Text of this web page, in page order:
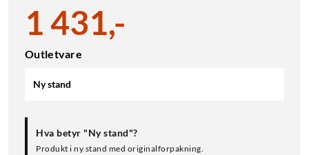
1 431,-
Outletvare
Ny stand
Hva betyr "Ny stand"?
Produkt i ny stand med originalforpakning.